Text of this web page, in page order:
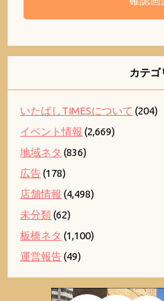
カテゴ
いたばしTIMESについて (204)
イベント情報 (2,669)
地域ネタ (836)
広告(178)
店舗情報 (4,498)
未分類(62)
板橋ネタ (1,100)
運営報告(49)